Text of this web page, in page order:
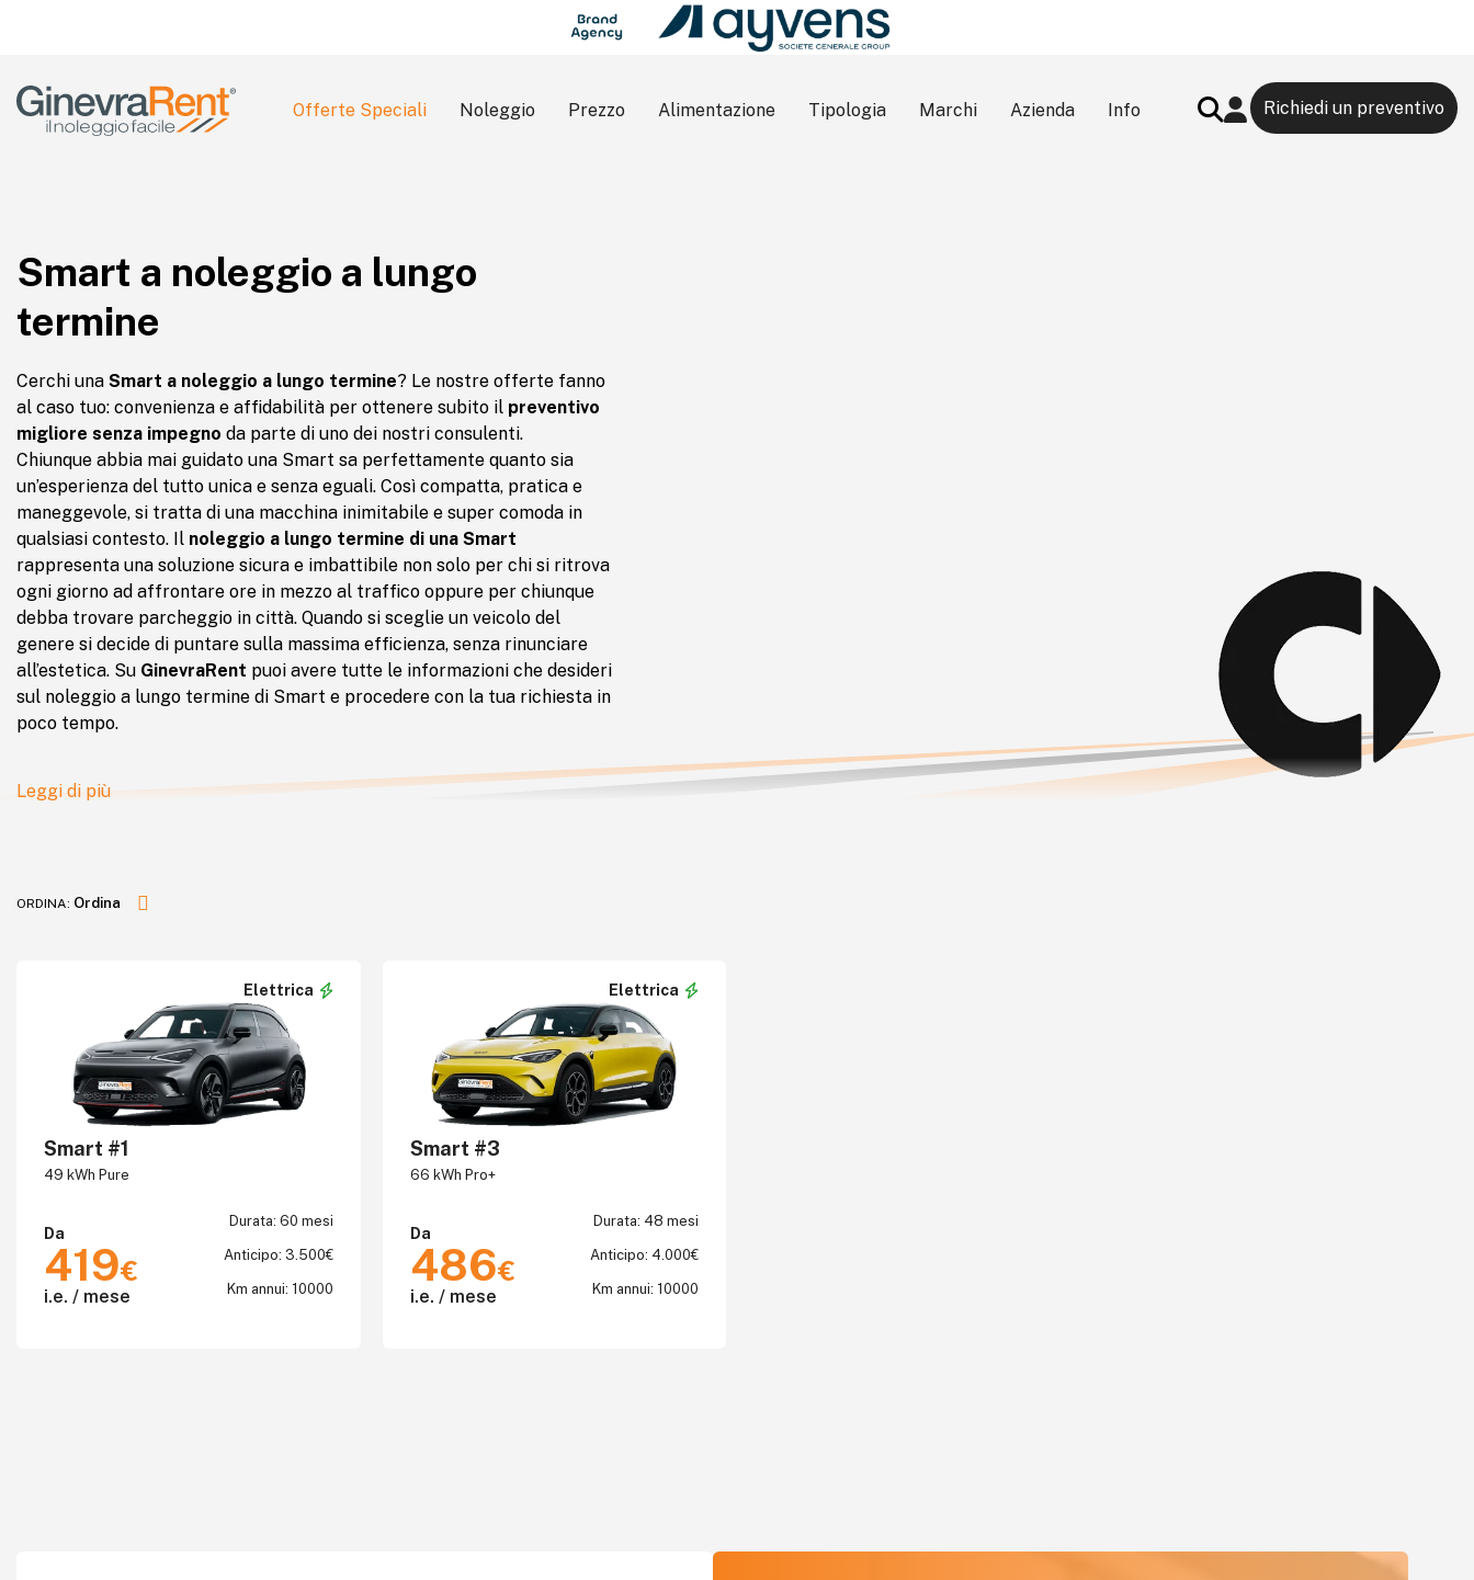
Offerte Speciali Noleggio Prezzo Alimentazione Tipologia Marchi Azienda Info Richiedi un preventivo
Smart a noleggio a lungo
termine
Cerchi una Smart a noleggio a lungo termine? Le nostre offerte fanno
al caso tuo: convenienza e affidabilità per ottenere subito il preventivo
migliore senza impegno da parte di uno dei nostri consulenti.
Chiunque abbia mai guidato una Smart sa perfettamente quanto sia
un’esperienza del tutto unica e senza eguali. Così compatta, pratica e
maneggevole, si tratta di una macchina inimitabile e super comoda in
qualsiasi contesto. Il noleggio a lungo termine di una Smart
rappresenta una soluzione sicura e imbattibile non solo per chi si ritrova
ogni giorno ad affrontare ore in mezzo al traffico oppure per chiunque
debba trovare parcheggio in città. Quando si sceglie un veicolo del
genere si decide di puntare sulla massima efficienza, senza rinunciare
all’estetica. Su GinevraRent puoi avere tutte le informazioni che desideri
sul noleggio a lungo termine di Smart e procedere con la tua richiesta in
poco tempo.
Leggi di più
ORDINA: Ordina
Elettrica
Smart #1
49 kWh Pure
Da
419€
i.e. / mese
Durata: 60 mesi
Anticipo: 3.500€
Km annui: 10000
Elettrica
Smart #3
66 kWh Pro+
Da
486€
i.e. / mese
Durata: 48 mesi
Anticipo: 4.000€
Km annui: 10000